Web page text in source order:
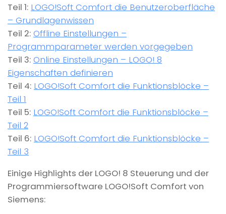
Teil 1: LOGO!Soft Comfort die Benutzeroberfläche
– Grundlagenwissen
Teil 2: Offline Einstellungen –
Programmparameter werden vorgegeben
Teil 3: Online Einstellungen – LOGO! 8
Eigenschaften definieren
Teil 4: LOGO!Soft Comfort die Funktionsblöcke –
Teil 1
Teil 5: LOGO!Soft Comfort die Funktionsblöcke –
Teil 2
Teil 6: LOGO!Soft Comfort die Funktionsblöcke –
Teil 3
Einige Highlights der LOGO! 8 Steuerung und der
Programmiersoftware LOGO!Soft Comfort von
Siemens: